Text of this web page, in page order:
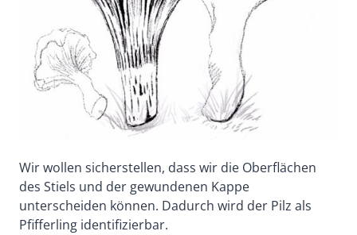
Wir wollen sicherstellen, dass wir die Oberflächen
des Stiels und der gewundenen Kappe
unterscheiden können. Dadurch wird der Pilz als
Pfifferling identifizierbar.